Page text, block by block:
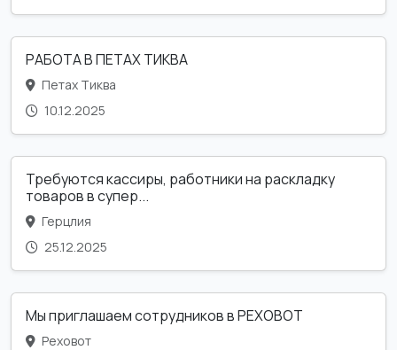
РАБОТА В ПЕТАХ ТИКВА
Петах Тиква
10.12.2025
Требуются кассиры, работники на раскладку
товаров в супер...
Герцлия
25.12.2025
Мы приглашаем сотрудников в РЕХОВОТ
Реховот